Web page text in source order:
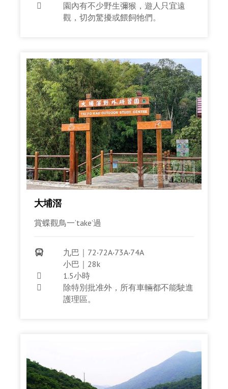

園內有不少野生彌猴，遊人只宜遠
觀，切勿驚擾或餵飼牠們。
大埔滘
賞蝶觀鳥一‘take’過

九巴｜72‧72A‧73A‧74A
小巴｜28k
 1.5小時

除特別批准外，所有車輛都不能駛進
護理區。